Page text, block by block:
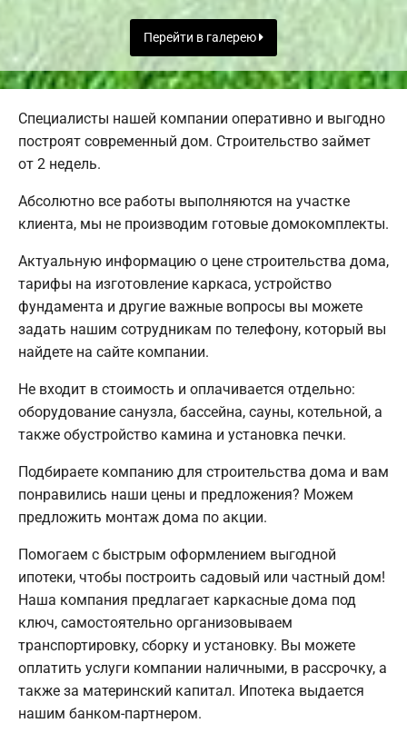
Перейти в галерею
Специалисты нашей компании оперативно и выгодно
построят современный дом. Строительство займет
от 2 недель.
Абсолютно все работы выполняются на участке
клиента, мы не производим готовые домокомплекты.
Актуальную информацию о цене строительства дома,
тарифы на изготовление каркаса, устройство
фундамента и другие важные вопросы вы можете
задать нашим сотрудникам по телефону, который вы
найдете на сайте компании.
Не входит в стоимость и оплачивается отдельно:
оборудование санузла, бассейна, сауны, котельной, а
также обустройство камина и установка печки.
Подбираете компанию для строительства дома и вам
понравились наши цены и предложения? Можем
предложить монтаж дома по акции.
Помогаем с быстрым оформлением выгодной
ипотеки, чтобы построить садовый или частный дом!
Наша компания предлагает каркасные дома под
ключ, самостоятельно организовываем
транспортировку, сборку и установку. Вы можете
оплатить услуги компании наличными, в рассрочку, а
также за материнский капитал. Ипотека выдается
нашим банком-партнером.